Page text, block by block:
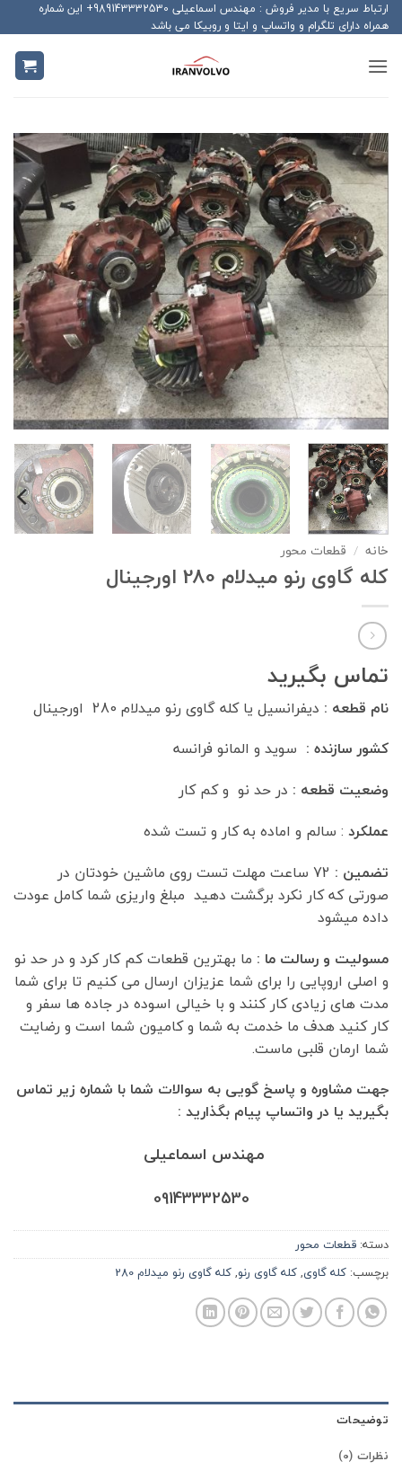
Skip
to
content
ارتباط سریع با مدیر فروش : مهندس اسماعیلی 989143332530+ این شماره
همراه دارای تلگرام و واتساپ و ایتا و روبیکا می باشد
خانه / قطعات محور
کله گاوی رنو میدلام 280 اورجینال
تماس بگیرید
نام قطعه : دیفرانسیل یا کله گاوی رنو میدلام 280 اورجینال
کشور سازنده : سوید و المانو فرانسه
وضعیت قطعه : در حد نو و کم کار
عملکرد : سالم و اماده به کار و تست شده
تضمین :
72 ساعت مهلت تست روی ماشین خودتان در
صورتی که کار نکرد برگشت دهید مبلغ واریزی شما کامل عودت
داده میشود
مسولیت و رسالت ما : ما بهترین قطعات کم کار کرد و در حد نو
و اصلی اروپایی را برای شما عزیزان ارسال می کنیم تا برای شما
مدت های زیادی کار کنند و با خیالی اسوده در جاده ها سفر و
کار کنید هدف ما خدمت به شما و کامیون شما است و رضایت
شما ارمان قلبی ماست.
جهت مشاوره و پاسخ گویی به سوالات شما با شماره زیر تماس
بگیرید یا در واتساپ پیام بگذارید :
مهندس اسماعیلی
09143332530
دسته: قطعات محور
برچسب: کله گاوی,کله گاوی رنو,کله گاوی رنو میدلام 280
توضیحات
نظرات (0)